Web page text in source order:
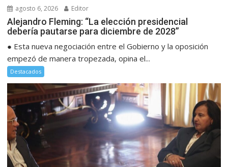
agosto 6, 2026 Editor
Alejandro Fleming: “La elección presidencial
debería pautarse para diciembre de 2028”
● Esta nueva negociación entre el Gobierno y la oposición
empezó de manera tropezada, opina el...
Destacados